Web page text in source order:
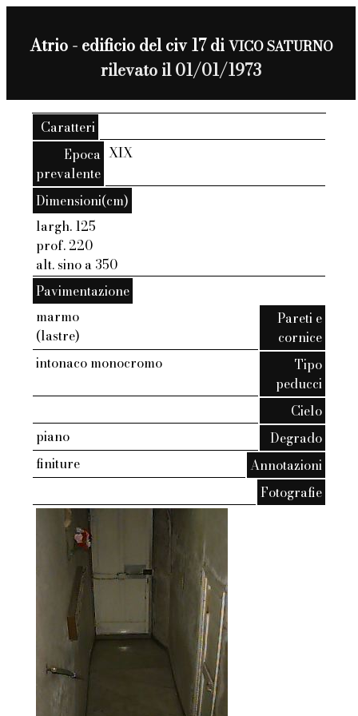
Atrio - edificio del civ 17 diVICO SATURNO
rilevato il 01/01/1973
Caratteri
Epoca
prevalente
XIX
Dimensioni(cm)
largh. 125
prof. 220
alt. sino a 350
Pavimentazione
marmo
(lastre)
Pareti e
cornice
intonaco monocromo
Tipo
peducci
Cielo
piano
Degrado
finiture
Annotazioni
Fotografie